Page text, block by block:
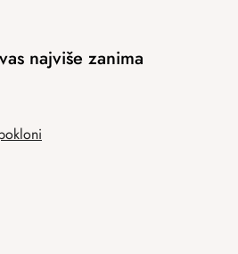
najviše zanima